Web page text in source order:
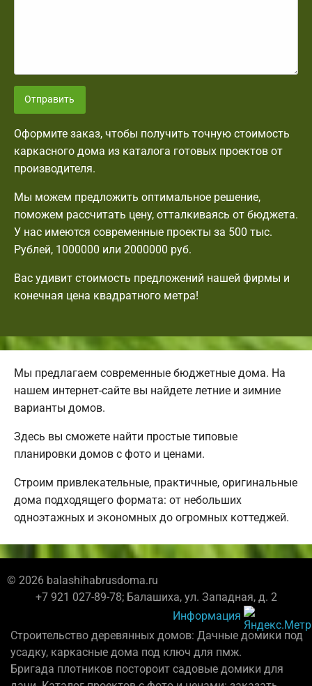
Отправить
Оформите заказ, чтобы получить точную стоимость
каркасного дома из каталога готовых проектов от
производителя.
Мы можем предложить оптимальное решение,
поможем рассчитать цену, отталкиваясь от бюджета.
У нас имеются современные проекты за 500 тыс.
Рублей, 1000000 или 2000000 руб.
Вас удивит стоимость предложений нашей фирмы и
конечная цена квадратного метра!
Мы предлагаем современные бюджетные дома. На
нашем интернет-сайте вы найдете летние и зимние
варианты домов.
Здесь вы сможете найти простые типовые
планировки домов с фото и ценами.
Строим привлекательные, практичные, оригинальные
дома подходящего формата: от небольших
одноэтажных и экономных до огромных коттеджей.
© 2026 balashihabrusdoma.ru
+7 921 027-89-78; Балашиха, ул. Западная, д. 2
Информация
Строительство деревянных домов: Дачные домики под
усадку, каркасные дома под ключ для пмж.
Бригада плотников постороит садовые домики для